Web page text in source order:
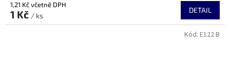
1,21 Kč včetně DPH
1 Kč / ks
DETAIL
Kód: E122 B